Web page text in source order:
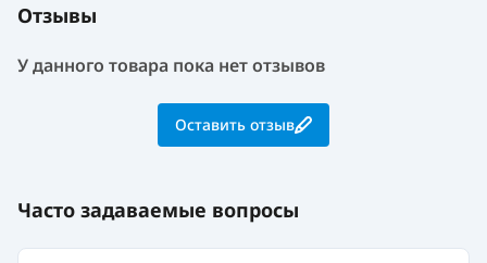
Отзывы
У данного товара пока нет отзывов
Оставить отзыв
Часто задаваемые вопросы